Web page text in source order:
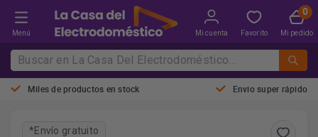
Menú Mi cuenta Favorito Mi pedido
Miles de productos en stock Envio super rápido
*Envío gratuito